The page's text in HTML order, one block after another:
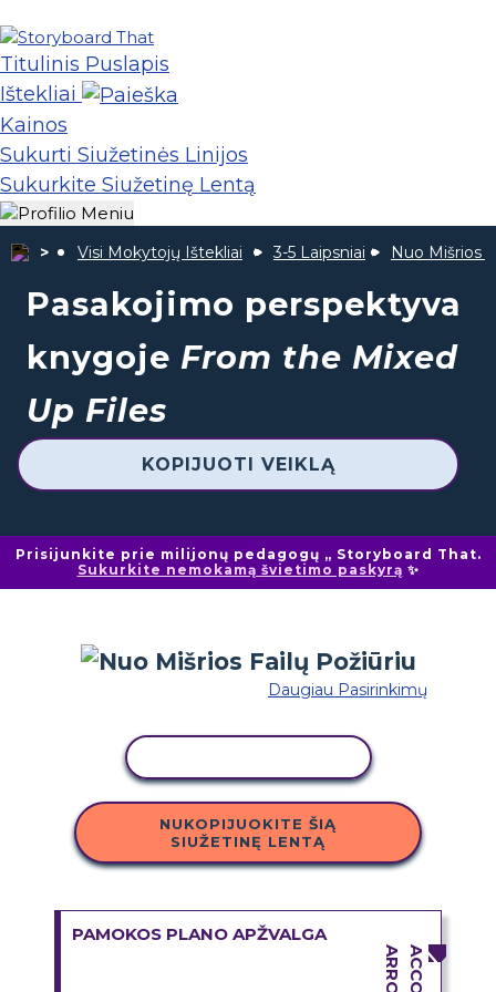
Titulinis Puslapis
Ištekliai
Kainos
Sukurti Siužetinės Linijos
Sukurkite Siužetinę Lentą
Visi Mokytojų Ištekliai 3-5 Laipsniai Nuo Mišrios
Pasakojimo perspektyva
knygoje From the Mixed
Up Files
KOPIJUOTI VEIKLĄ
Prisijunkite prie milijonų pedagogų „ Storyboard That.
Sukurkite nemokamą švietimo paskyrą ✨
Daugiau Pasirinkimų
NUKOPIJUOKITE ŠIĄ
SIUŽETINĘ LENTĄ
PAMOKOS PLANO APŽVALGA